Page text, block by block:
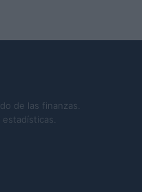
de las finanzas.